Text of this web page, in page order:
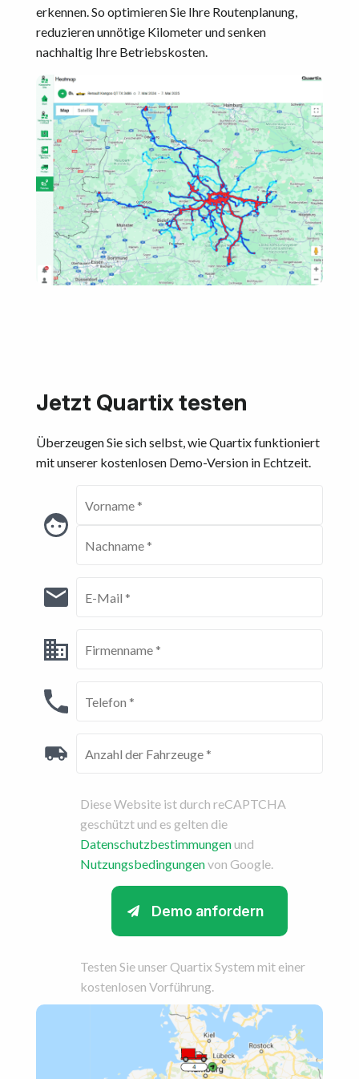
erkennen. So optimieren Sie Ihre Routenplanung,
reduzieren unnötige Kilometer und senken
nachhaltig Ihre Betriebskosten.
Jetzt Quartix testen
Überzeugen Sie sich selbst, wie Quartix funktioniert
mit unserer kostenlosen Demo-Version in Echtzeit.
Diese Website ist durch reCAPTCHA
geschützt und es gelten die
Datenschutzbestimmungenund
Nutzungsbedingungenvon Google.
Testen Sie unser Quartix System mit einer
kostenlosen Vorführung.